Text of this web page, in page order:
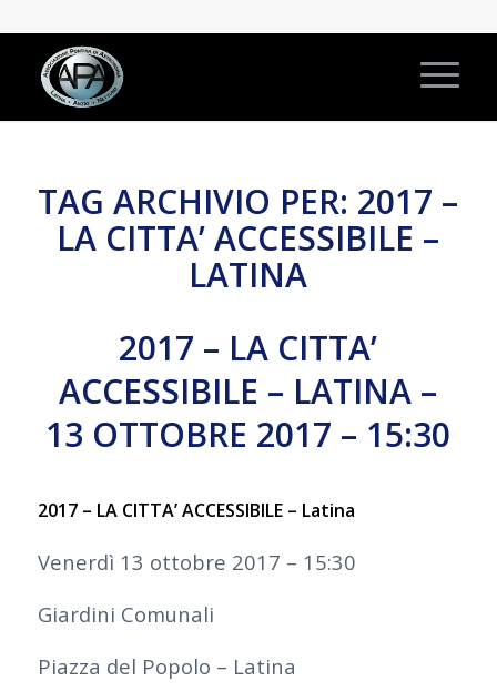
TAG ARCHIVIO PER: 2017 –
LA CITTA’ ACCESSIBILE –
LATINA
2017 – LA CITTA’
ACCESSIBILE – LATINA –
13 OTTOBRE 2017 – 15:30
2017 – LA CITTA’ ACCESSIBILE – Latina
Venerdì 13 ottobre 2017 – 15:30
Giardini Comunali
Piazza del Popolo – Latina